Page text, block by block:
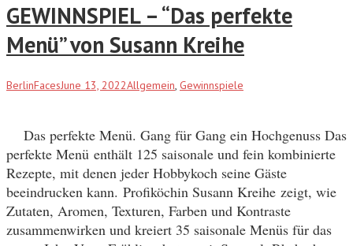
GEWINNSPIEL – “Das perfekte
Menü” von Susann Kreihe
BerlinFacesJune 13, 2022Allgemein, Gewinnspiele
Das perfekte Menü. Gang für Gang ein Hochgenuss Das
perfekte Menü enthält 125 saisonale und fein kombinierte
Rezepte, mit denen jeder Hobbykoch seine Gäste
beeindrucken kann. Profiköchin Susann Kreihe zeigt, wie
Zutaten, Aromen, Texturen, Farben und Kontraste
zusammenwirken und kreiert 35 saisonale Menüs für das